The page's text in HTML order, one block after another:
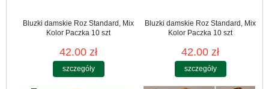
Bluzki damskie Roz Standard, Mix
Kolor Paczka 10 szt
42.00 zł
szczegóły
Bluzki damskie Roz Standard, Mix
Kolor Paczka 10 szt
42.00 zł
szczegóły